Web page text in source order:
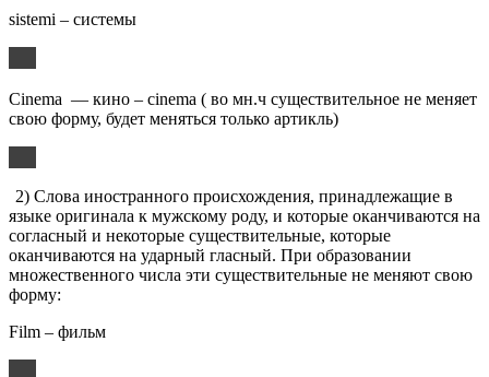
sistemi – системы
Cinema — кино – cinema ( во мн.ч существительное не меняет
свою форму, будет меняться только артикль)
2) Слова иностранного происхождения, принадлежащие в
языке оригинала к мужскому роду, и которые оканчиваются на
согласный и некоторые существительные, которые
оканчиваются на ударный гласный. При образовании
множественного числа эти существительные не меняют свою
форму:
Film – фильм